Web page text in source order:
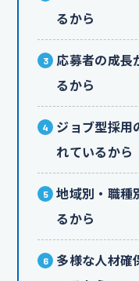
るから
応募者の成長
るから
ジョブ型採用
れているから
地域別・職種
るから
多様な人材確